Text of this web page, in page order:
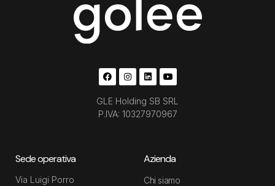
GLE Holding SB SRL
P.IVA: 10327970967
Sede operativa
Via Luigi Porro
Azienda
Chi siamo